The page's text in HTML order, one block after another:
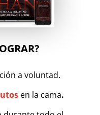
a voluntad.
en la cama.